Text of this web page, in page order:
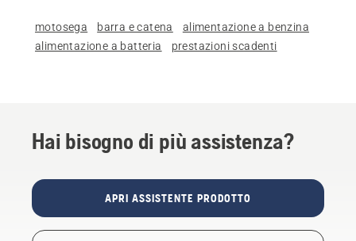
motosega barra e catena
alimentazione a benzina
alimentazione a batteria
prestazioni scadenti
Hai bisogno di più assistenza?
APRI ASSISTENTE PRODOTTO